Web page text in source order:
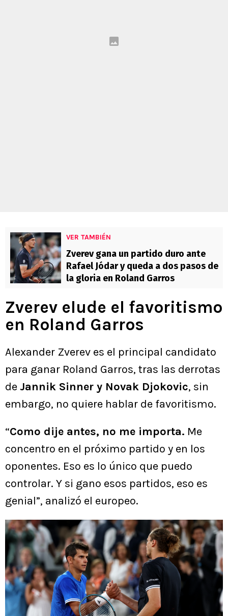
VER TAMBIÉN
Zverev gana un partido duro ante
Rafael Jódar y queda a dos pasos de
la gloria en Roland Garros
Zverev elude el favoritismo
en Roland Garros
Alexander Zverev es el principal candidato
para ganar Roland Garros, tras las derrotas
de Jannik Sinner y Novak Djokovic, sin
embargo, no quiere hablar de favoritismo.
“Como dije antes, no me importa. Me
concentro en el próximo partido y en los
oponentes. Eso es lo único que puedo
controlar. Y si gano esos partidos, eso es
genial”, analizó el europeo.